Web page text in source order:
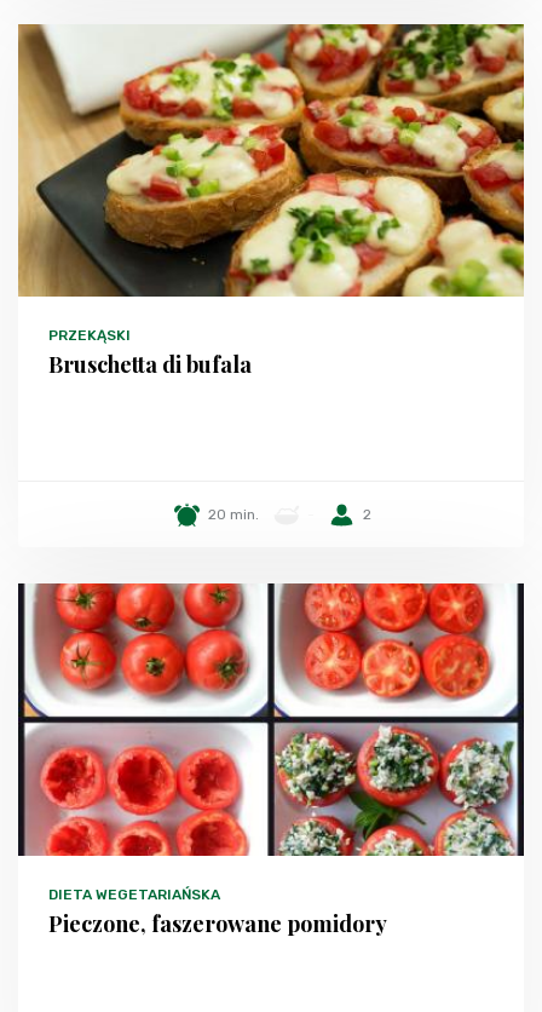
PRZEKĄSKI
Bruschetta di bufala
20 min. 2
DIETA WEGETARIAŃSKA
Pieczone, faszerowane pomidory